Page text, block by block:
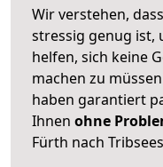
Wir verstehen,
stressig genug ist,
helfen, sich keine
machen zu
haben garantiert
Ihnen ohne
Fürth nach